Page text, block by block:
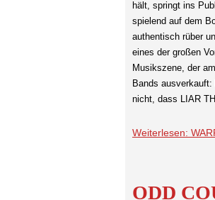
hält, springt ins
spielend auf dem
authentisch rüber
eines der großen
Musikszene, der
Bands
nicht, dass LIAR
Weiterlesen:
ODD